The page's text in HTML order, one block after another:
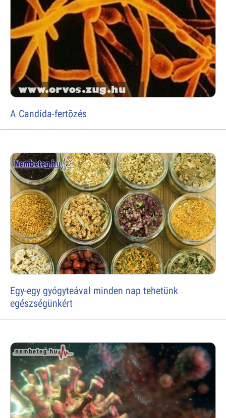
A Candida-fertõzés
Egy-egy gyógyteával minden nap tehetünk
egészségünkért